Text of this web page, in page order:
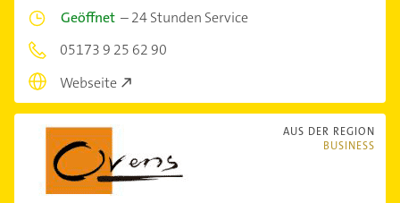
Geöffnet –24 Stunden Service
05173 9 25 62 90
Webseite
AUS DER REGION
BUSINESS